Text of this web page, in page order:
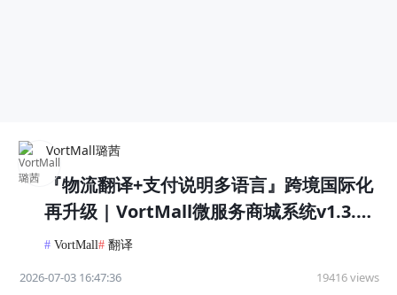
VortMall璐茜
『物流翻译+支付说明多语言』跨境国际化
再升级 | VortMall微服务商城系统v1.3.8
版本正式发布
# VortMall# 翻译
2026-07-03 16:47:36 19416 views